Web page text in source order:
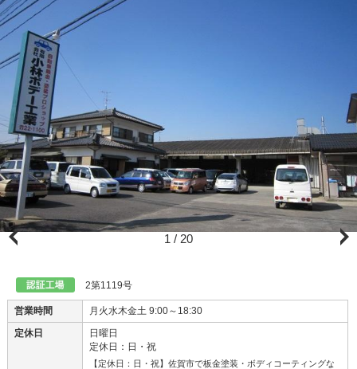
1 / 20
2第1119号
営業時間
月火水木金土 9:00～18:30
定休日
日曜日
定休日：日・祝
【定休日：日・祝】佐賀市で板金塗装・ボディコーティングな